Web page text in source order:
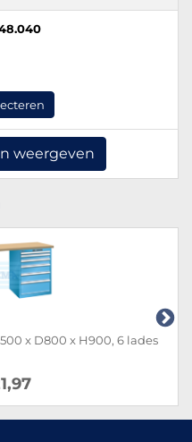
weergeven
x D800 x H900, 6 lades